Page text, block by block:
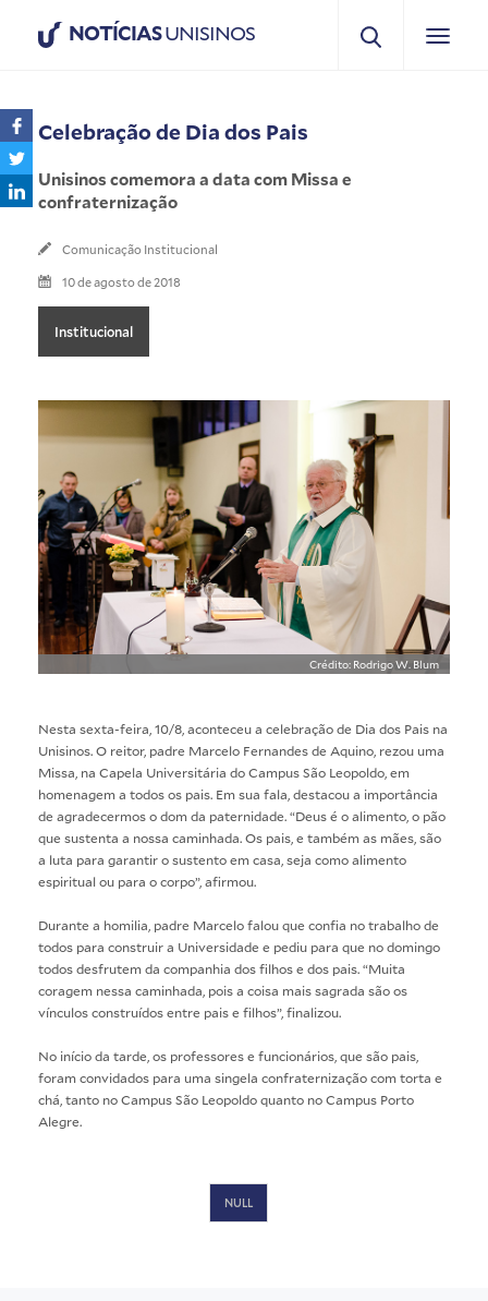
NOTÍCIASUNISINOS
Celebração de Dia dos Pais
Unisinos comemora a data com Missa e
confraternização
Comunicação Institucional
10 de agosto de 2018
Institucional
Crédito: Rodrigo W. Blum
Nesta sexta-feira, 10/8, aconteceu a celebração de Dia dos Pais na
Unisinos. O reitor, padre Marcelo Fernandes de Aquino, rezou uma
Missa, na Capela Universitária do Campus São Leopoldo, em
homenagem a todos os pais. Em sua fala, destacou a importância
de agradecermos o dom da paternidade. “Deus é o alimento, o pão
que sustenta a nossa caminhada. Os pais, e também as mães, são
a luta para garantir o sustento em casa, seja como alimento
espiritual ou para o corpo”, afirmou.
Durante a homilia, padre Marcelo falou que confia no trabalho de
todos para construir a Universidade e pediu para que no domingo
todos desfrutem da companhia dos filhos e dos pais. “Muita
coragem nessa caminhada, pois a coisa mais sagrada são os
vínculos construídos entre pais e filhos”, finalizou.
No início da tarde, os professores e funcionários, que são pais,
foram convidados para uma singela confraternização com torta e
chá, tanto no Campus São Leopoldo quanto no Campus Porto
Alegre.
NULL